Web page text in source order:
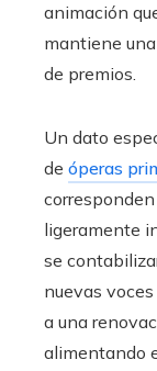
animación
mantiene
de premios.
Un dato
de óperas
ligeramente
se
nuevas
a una
alimentando